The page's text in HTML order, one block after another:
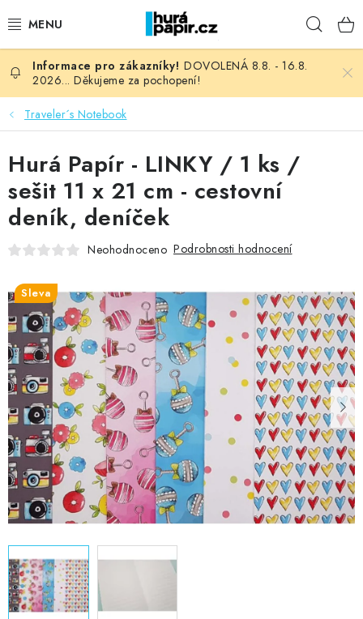
na
NOVINKY
HURÁ DÍLNA
VŠECHNO ZBOŽÍ
KNIHAŘSKÝ MATERIÁL
OBLÍBENÉ ♥️
FOTORECENZE
MOJE OBJEDNÁVKA
ZNAČKY
Doprava Kontakty Moje objednávka
Oblíbené ♥️
Hodnocení obchodu
Obchodní podmínky
Podmínky ochrany osobních údajů
Ověřování recenzí
Jak nakupovat
DOVOLENÁ 8.8. - 16.8.
2026... Děkujeme za pochopení!
Traveler´s Notebook
Hurá Papír - LINKY / 1 ks /
sešit 11 x 21 cm - cestovní
deník, deníček
Neohodnoceno Podrobnosti hodnocení
Sleva